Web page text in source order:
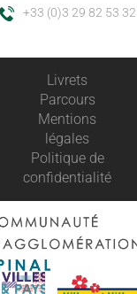
+33 (0)3 29 82 53 32
Livrets
Parcours
Mentions
légales
Politique de
confidentialité